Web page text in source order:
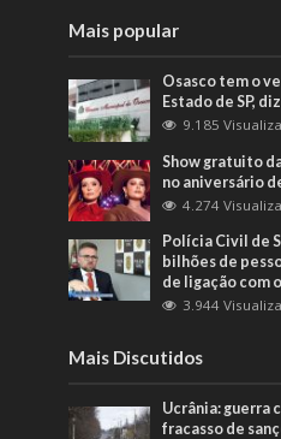
Mais popular
Osasco tem o
Estado de SP,
9.185
Show gratuito
no aniversário
4.274
Polícia Civil de
bilhões de
de ligação com
3.944
Mais Discutidos
Ucrânia: guerra
fracasso de